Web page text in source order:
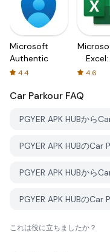
Microsoft
Authenticator
4.4
Excel:
4.6
Car Parkour FAQ
PGYER APK HUBの
これは役に立ちましたか？